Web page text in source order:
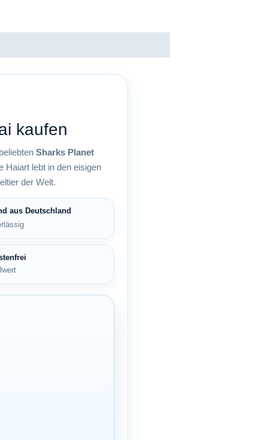
kaufen
Sharks Planet
Haiart lebt in den eisigen
der Welt.
aus Deutschland